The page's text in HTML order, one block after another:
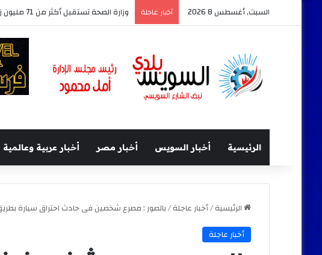
السبت, أغسطس 8 2026 أخبار عاجلة وزارة الصحة تستقبل أكثر من 71 مليون زيارة للسيدات لتلقي خدمات الفحص والتوعية
الرئيسية أخبار السويس أخبار مصر أخبار عربية وعالمية
الرئيسية/أخبار عاجلة/بالصور : مصرع شخصين فى حادث احتراق سيارة
أخبار عاجلة